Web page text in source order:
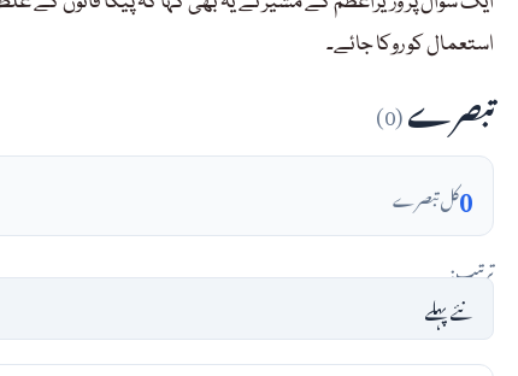
استعمال کو روکا جائے۔
تبصرے(0)
0کل تبصرے
ترتیب: